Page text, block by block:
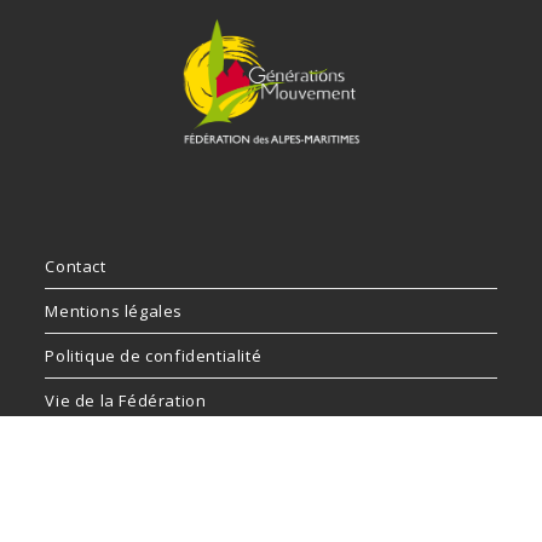
Contact
Mentions légales
Politique de confidentialité
Vie de la Fédération